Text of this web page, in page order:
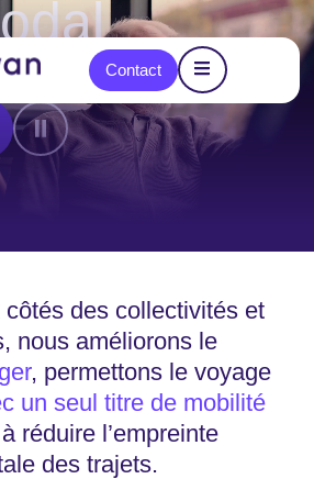
Contact
⏸
collectivités et
nous améliorons le
, permettons le voyage
un seul titre de mobilité
réduire l’empreinte
des trajets.